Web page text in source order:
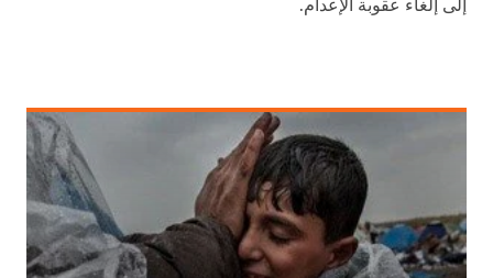
إلى إلغاء عقوبة الإعدام.